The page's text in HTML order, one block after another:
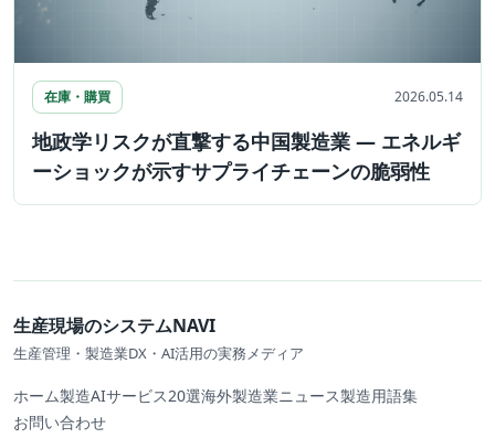
在庫・購買 2026.05.14
地政学リスクが直撃する中国製造業 — エネルギ
ーショックが示すサプライチェーンの脆弱性
生産現場のシステムNAVI
生産管理・製造業DX・AI活用の実務メディア
ホーム製造AIサービス20選海外製造業ニュース製造用語集
お問い合わせ